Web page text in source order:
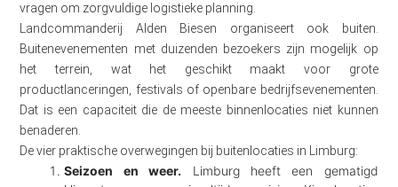
vragen om zorgvuldige logistieke planning.
Landcommanderij Alden Biesen organiseert ook buiten.
Buitenevenementen met duizenden bezoekers zijn mogelijk op
het terrein, wat het geschikt maakt voor grote
productlanceringen, festivals of openbare bedrijfsevenementen.
Dat is een capaciteit die de meeste binnenlocaties niet kunnen
benaderen.
De vier praktische overwegingen bij buitenlocaties in Limburg:
Seizoen en weer. Limburg heeft een gematigd